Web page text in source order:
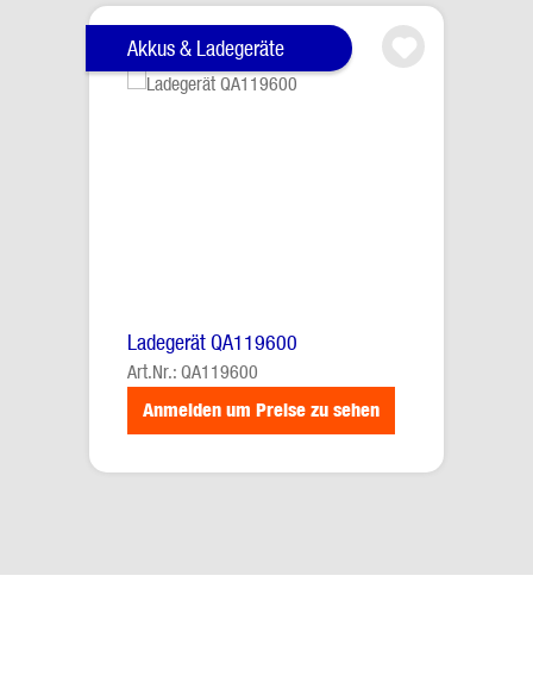
Produktgalerie überspringen
Akkus & Ladegeräte
Ladegerät QA119600
Art.Nr.: QA119600
Anmelden um Preise zu sehen